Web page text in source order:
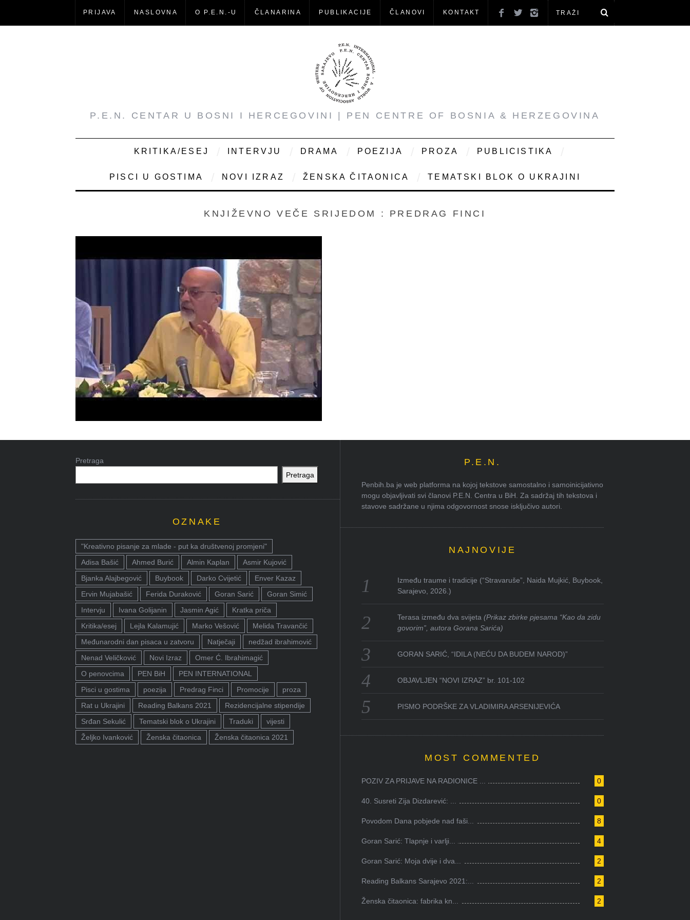
PRIJAVA NASLOVNA O P.E.N.-U ČLANARINA PUBLIKACIJE ČLANOVI KONTAKT
P.E.N. CENTAR U BOSNI I HERCEGOVINI | PEN CENTRE OF BOSNIA & HERZEGOVINA
KRITIKA/ESEJ INTERVJU DRAMA POEZIJA PROZA PUBLICISTIKA
PISCI U GOSTIMA NOVI IZRAZ ŽENSKA ČITAONICA TEMATSKI BLOK O UKRAJINI
KNJIŽEVNO VEČE SRIJEDOM : PREDRAG FINCI
Pretraga
Pretraga
OZNAKE
"Kreativno pisanje za mlade - put ka društvenoj promjeni"
Adisa Bašić
Ahmed Burić Almin Kaplan
Asmir Kujović
Bjanka Alajbegović
Buybook Darko Cvijetić
Enver Kazaz
Ervin Mujabašić
Ferida Duraković Goran Sarić
Goran Simić
Intervju
Ivana Golijanin Jasmin Agić
Kratka priča
Kritika/esej
Lejla Kalamujić Marko Vešović
Melida Travančić
Međunarodni dan pisaca u zatvoru
Natječaji
nedžad ibrahimović
Nenad Veličković
Novi Izraz
Omer Ć. Ibrahimagić
O penovcima
PEN BiH
PEN INTERNATIONAL
Pisci u gostima
poezija Predrag Finci Promocije
proza
Rat u Ukrajini
Reading Balkans 2021
Rezidencijalne stipendije
Srđan Sekulić
Tematski blok o Ukrajini Traduki
vijesti
Željko Ivanković
Ženska čitaonica Ženska čitaonica 2021
P.E.N.
Penbih.ba je web platforma na kojoj tekstove samostalno i samoinicijativno
mogu objavljivati svi članovi P.E.N. Centra u BiH. Za sadržaj tih tekstova i
stavove sadržane u njima odgovornost snose isključivo autori.
NAJNOVIJE
Između traume i tradicije (“Stravaruše”, Naida Mujkić, Buybook,
Sarajevo, 2026.)
Terasa između dva svijeta(Prikaz zbirke pjesama “Kao da zidu
govorim”, autora Gorana Sarića)
GORAN SARIĆ, “IDILA (NEĆU DA BUDEM NAROD)”
OBJAVLJEN “NOVI IZRAZ” br. 101-102
PISMO PODRŠKE ZA VLADIMIRA ARSENIJEVIĆA
MOST COMMENTED
0
POZIV ZA PRIJAVE NA RADIONICE ...
0
40. Susreti Zija Dizdarević: ...
8
Povodom Dana pobjede nad faši...
4
Goran Sarić: Tlapnje i varlji...
2
Goran Sarić: Moja dvije i dva...
2
Reading Balkans Sarajevo 2021:...
2
Ženska čitaonica: fabrika kn...